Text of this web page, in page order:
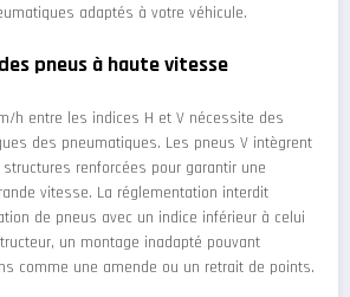
adaptés à votre véhicule.
pneus à haute vitesse
h entre les indices H et V nécessite des
des pneumatiques. Les pneus V intègrent
renforcées pour garantir une
vitesse. La réglementation interdit
de pneus avec un indice inférieur à celui
un montage inadapté pouvant
comme une amende ou un retrait de points.